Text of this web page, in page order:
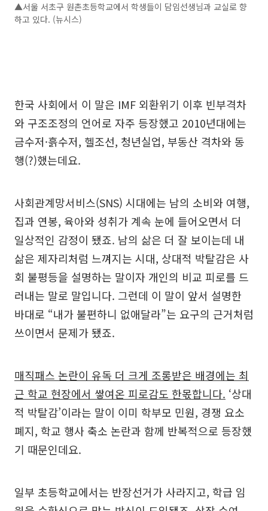
▲서울 서초구 원촌초등학교에서 학생들이 담임선생님과 교실로 향
하고 있다. (뉴시스)
한국 사회에서 이 말은 IMF 외환위기 이후 빈부격차
와 구조조정의 언어로 자주 등장했고 2010년대에는
금수저·흙수저, 헬조선, 청년실업, 부동산 격차와 동
행(?)했는데요.
사회관계망서비스(SNS) 시대에는 남의 소비와 여행,
집과 연봉, 육아와 성취가 계속 눈에 들어오면서 더
일상적인 감정이 됐죠. 남의 삶은 더 잘 보이는데 내
삶은 제자리처럼 느껴지는 시대, 상대적 박탈감은 사
회 불평등을 설명하는 말이자 개인의 비교 피로를 드
러내는 말로 말입니다. 그런데 이 말이 앞서 설명한
바대로 “내가 불편하니 없애달라”는 요구의 근거처럼
쓰이면서 문제가 됐죠.
매직패스 논란이 유독 더 크게 조롱받은 배경에는 최
근 학교 현장에서 쌓여온 피로감도 한몫합니다. ‘상대
적 박탈감’이라는 말이 이미 학부모 민원, 경쟁 요소
폐지, 학교 행사 축소 논란과 함께 반복적으로 등장했
기 때문인데요.
일부 초등학교에서는 반장선거가 사라지고, 학급 임